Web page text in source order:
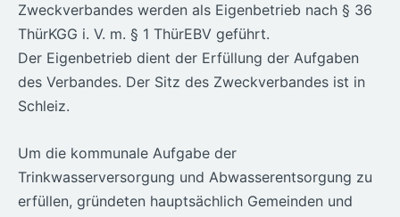
Zweckverbandes werden als Eigenbetrieb nach § 36
ThürKGG i. V. m. § 1 ThürEBV geführt.
Der Eigenbetrieb dient der Erfüllung der Aufgaben
des Verbandes. Der Sitz des Zweckverbandes ist in
Schleiz.
Um die kommunale Aufgabe der
Trinkwasserversorgung und Abwasserentsorgung zu
erfüllen, gründeten hauptsächlich Gemeinden und